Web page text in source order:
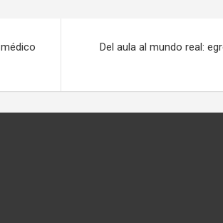
Del aula al mundo real: